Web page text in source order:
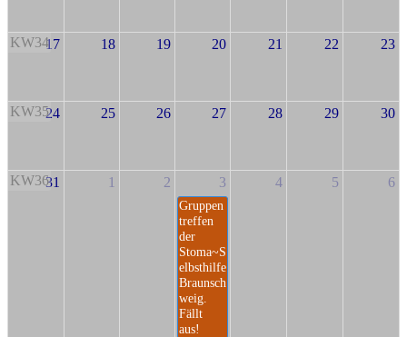
KW3417 18 19 20 21 22 23
KW3524 25 26 27 28 29 30
KW3631 1 2 3
Gruppen
treffen
der
Stoma~S
elbsthilfe
Braunsch
weig.
Fällt
aus!
4 5 6